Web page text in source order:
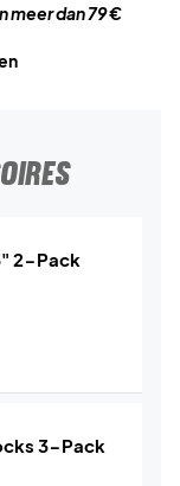
meer dan 79 €
2-Pack
3-Pack